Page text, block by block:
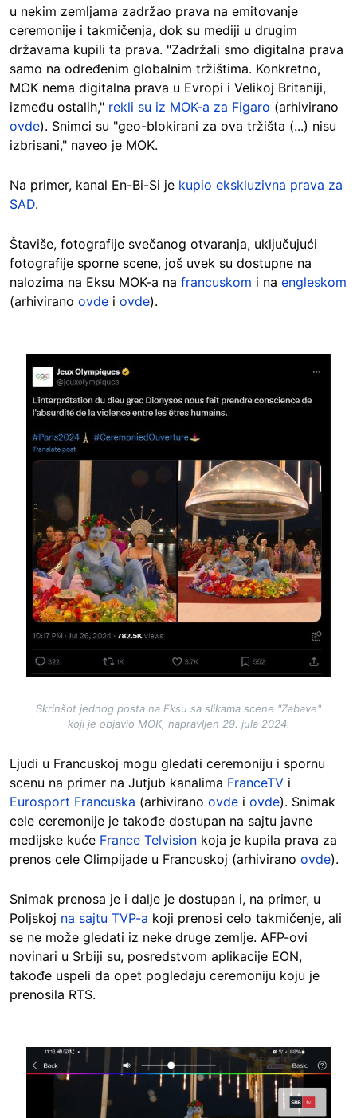
u nekim zemljama zadržao prava na emitovanje
ceremonije i takmičenja, dok su mediji u drugim
državama kupili ta prava. "Zadržali smo digitalna prava
samo na određenim globalnim tržištima. Konkretno,
MOK nema digitalna prava u Evropi i Velikoj Britaniji,
između ostalih," rekli su iz MOK-a za Figaro (arhivirano
ovde). Snimci su "geo-blokirani za ova tržišta (...) nisu
izbrisani," naveo je MOK.
Na primer, kanal En-Bi-Si je kupio ekskluzivna prava za
SAD.
Štaviše, fotografije svečanog otvaranja, uključujući
fotografije sporne scene, još uvek su dostupne na
nalozima na Eksu MOK-a na francuskom i na engleskom
(arhivirano ovde i ovde).
Image
Skrinšot jednog posta na Eksu sa slikama scene "Zabave"
koji je objavio MOK, napravljen 29. jula 2024.
Ljudi u Francuskoj mogu gledati ceremoniju i spornu
scenu na primer na Jutjub kanalima FranceTV i
Eurosport Francuska (arhivirano ovde i ovde). Snimak
cele ceremonije je takođe dostupan na sajtu javne
medijske kuće France Telvision koja je kupila prava za
prenos cele Olimpijade u Francuskoj (arhivirano ovde).
Snimak prenosa je i dalje je dostupan i, na primer, u
Poljskoj na sajtu TVP-a koji prenosi celo takmičenje, ali
se ne može gledati iz neke druge zemlje. AFP-ovi
novinari u Srbiji su, posredstvom aplikacije EON,
takođe uspeli da opet pogledaju ceremoniju koju je
prenosila RTS.
Image